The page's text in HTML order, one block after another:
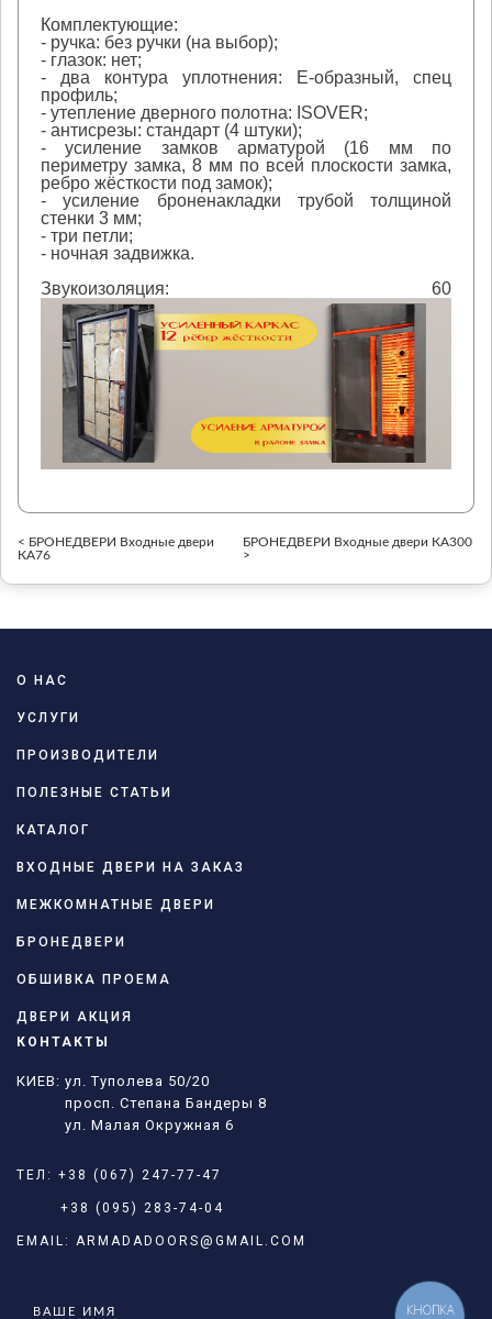
Комплектующие:
- ручка: без ручки (на выбор);
- глазок: нет;
- два контура уплотнения: Е-образный, спец
профиль;
- утепление дверного полотна: ISOVER;
- антисрезы: стандарт (4 штуки);
- усиление замков арматурой (16 мм по
периметру замка, 8 мм по всей плоскости замка,
ребро жёсткости под замок);
- усиление броненакладки трубой толщиной
стенки 3 мм;
- три петли;
- ночная задвижка.
Звукоизоляция: 60
< БРОНЕДВЕРИ Входные двери
КА76
БРОНЕДВЕРИ Входные двери КА300
>
О НАС
УСЛУГИ
ПРОИЗВОДИТЕЛИ
ПОЛЕЗНЫЕ СТАТЬИ
КАТАЛОГ
ВХОДНЫЕ ДВЕРИ НА ЗАКАЗ
МЕЖКОМНАТНЫЕ ДВЕРИ
БРОНЕДВЕРИ
ОБШИВКА ПРОЕМА
ДВЕРИ АКЦИЯ
КОНТАКТЫ
КИЕВ: ул. Туполева 50/20
просп. Степана Бандеры 8
ул. Малая Окружная 6
ТЕЛ: +38 (067) 247-77-47
+38 (095) 283-74-04
EMAIL: ARMADADOORS@GMAIL.COM
КНОПКА